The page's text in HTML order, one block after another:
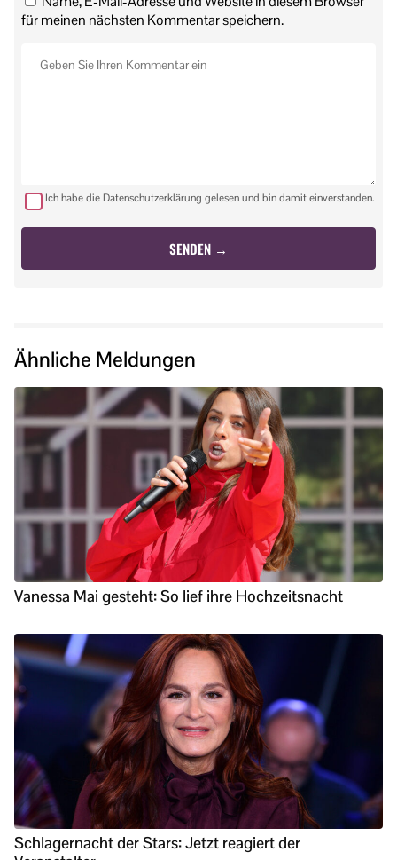
für meinen nächsten Kommentar speichern.
Ich habe die Datenschutzerklärung gelesen und bin damit einverstanden.
Ähnliche Meldungen
Vanessa Mai gesteht: So lief ihre Hochzeitsnacht
Schlagernacht der Stars: Jetzt reagiert der